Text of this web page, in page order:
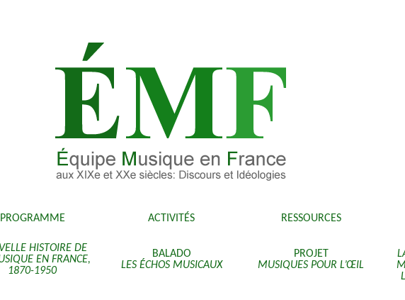
PROGRAMME ACTIVITÉS RESSOURCES
HISTOIRE DE
EN FRANCE,
1870-1950
BALADO
LES ÉCHOS MUSICAUX
PROJET
MUSIQUES POUR L’ŒIL